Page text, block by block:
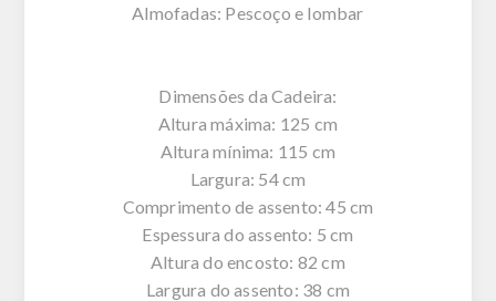
Almofadas: Pescoço e lombar
Dimensões da Cadeira:
Altura máxima: 125 cm
Altura mínima: 115 cm
Largura: 54 cm
Comprimento de assento: 45 cm
Espessura do assento: 5 cm
Altura do encosto: 82 cm
Largura do assento: 38 cm